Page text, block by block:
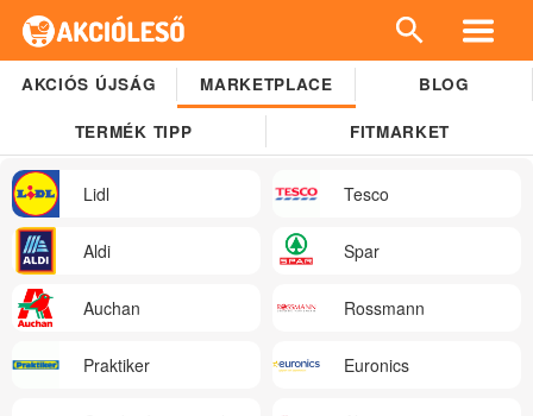
AKCIÓS ÚJSÁG MARKETPLACE BLOG
TERMÉK TIPP FITMARKET
Lidl Tesco
Aldi Spar
Auchan Rossmann
Praktiker Euronics